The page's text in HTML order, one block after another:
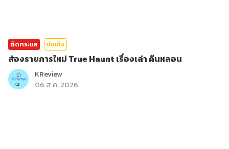
ติดกระแส บันเทิง
ส่องรายการใหม่ True Haunt เรื่องเล่า คืนหลอน
KReview
06 ส.ค. 2026